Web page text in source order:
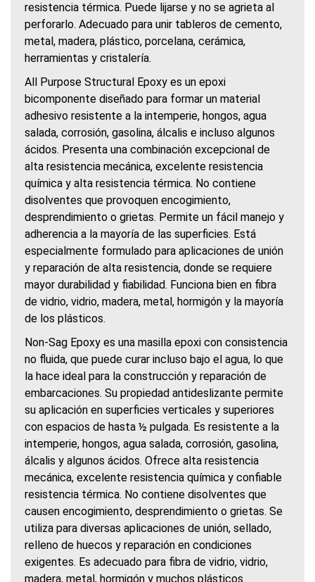
resistencia térmica. Puede lijarse y no se agrieta al
perforarlo. Adecuado para unir tableros de cemento,
metal, madera, plástico, porcelana, cerámica,
herramientas y cristalería.
All Purpose Structural Epoxy es un epoxi
bicomponente diseñado para formar un material
adhesivo resistente a la intemperie, hongos, agua
salada, corrosión, gasolina, álcalis e incluso algunos
ácidos. Presenta una combinación excepcional de
alta resistencia mecánica, excelente resistencia
química y alta resistencia térmica. No contiene
disolventes que provoquen encogimiento,
desprendimiento o grietas. Permite un fácil manejo y
adherencia a la mayoría de las superficies. Está
especialmente formulado para aplicaciones de unión
y reparación de alta resistencia, donde se requiere
mayor durabilidad y fiabilidad. Funciona bien en fibra
de vidrio, vidrio, madera, metal, hormigón y la mayoría
de los plásticos.
Non-Sag Epoxy es una masilla epoxi con consistencia
no fluida, que puede curar incluso bajo el agua, lo que
la hace ideal para la construcción y reparación de
embarcaciones. Su propiedad antideslizante permite
su aplicación en superficies verticales y superiores
con espacios de hasta ½ pulgada. Es resistente a la
intemperie, hongos, agua salada, corrosión, gasolina,
álcalis y algunos ácidos. Ofrece alta resistencia
mecánica, excelente resistencia química y confiable
resistencia térmica. No contiene disolventes que
causen encogimiento, desprendimiento o grietas. Se
utiliza para diversas aplicaciones de unión, sellado,
relleno de huecos y reparación en condiciones
exigentes. Es adecuado para fibra de vidrio, vidrio,
madera, metal, hormigón y muchos plásticos.